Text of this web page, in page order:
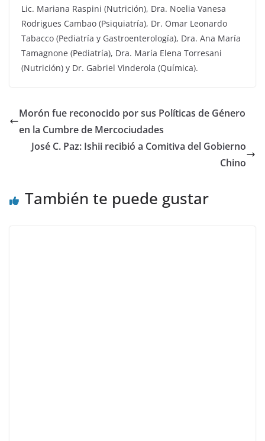
Lic. Mariana Raspini (Nutrición), Dra. Noelia Vanesa
Rodrigues Cambao (Psiquiatría), Dr. Omar Leonardo
Tabacco (Pediatría y Gastroenterología), Dra. Ana María
Tamagnone (Pediatría), Dra. María Elena Torresani
(Nutrición) y Dr. Gabriel Vinderola (Química).
Morón fue reconocido por sus Políticas de Género
en la Cumbre de Mercociudades
José C. Paz: Ishii recibió a Comitiva del Gobierno
Chino
También te puede gustar